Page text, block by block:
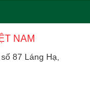
NAM
87 Láng Hạ,